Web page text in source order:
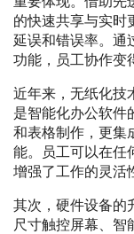
的快速共享与实时
延误和错误率。通
功能，员工协作变
近年来，无纸化技
是智能化办公软件
和表格制作，更集
能。员工可以在任
增强了工作的灵活
其次，硬件设备的
尺寸触控屏幕、智